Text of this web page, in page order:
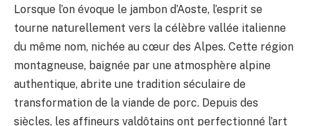
Lorsque l’on évoque le jambon d’Aoste, l’esprit se
tourne naturellement vers la célèbre vallée italienne
du même nom, nichée au cœur des Alpes. Cette région
montagneuse, baignée par une atmosphère alpine
authentique, abrite une tradition séculaire de
transformation de la viande de porc. Depuis des
siècles, les affineurs valdôtains ont perfectionné l’art